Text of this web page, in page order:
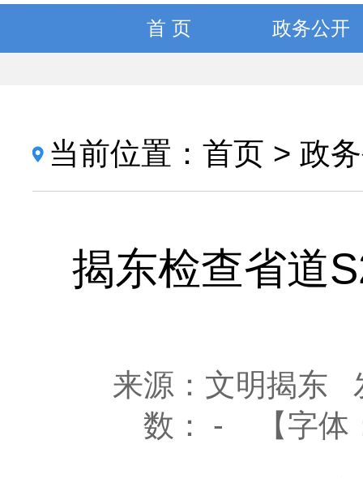
首 页 政务公开
当前位置： 首页 > 政
揭东检查省道
来源：文明揭东
数：
- 【字体